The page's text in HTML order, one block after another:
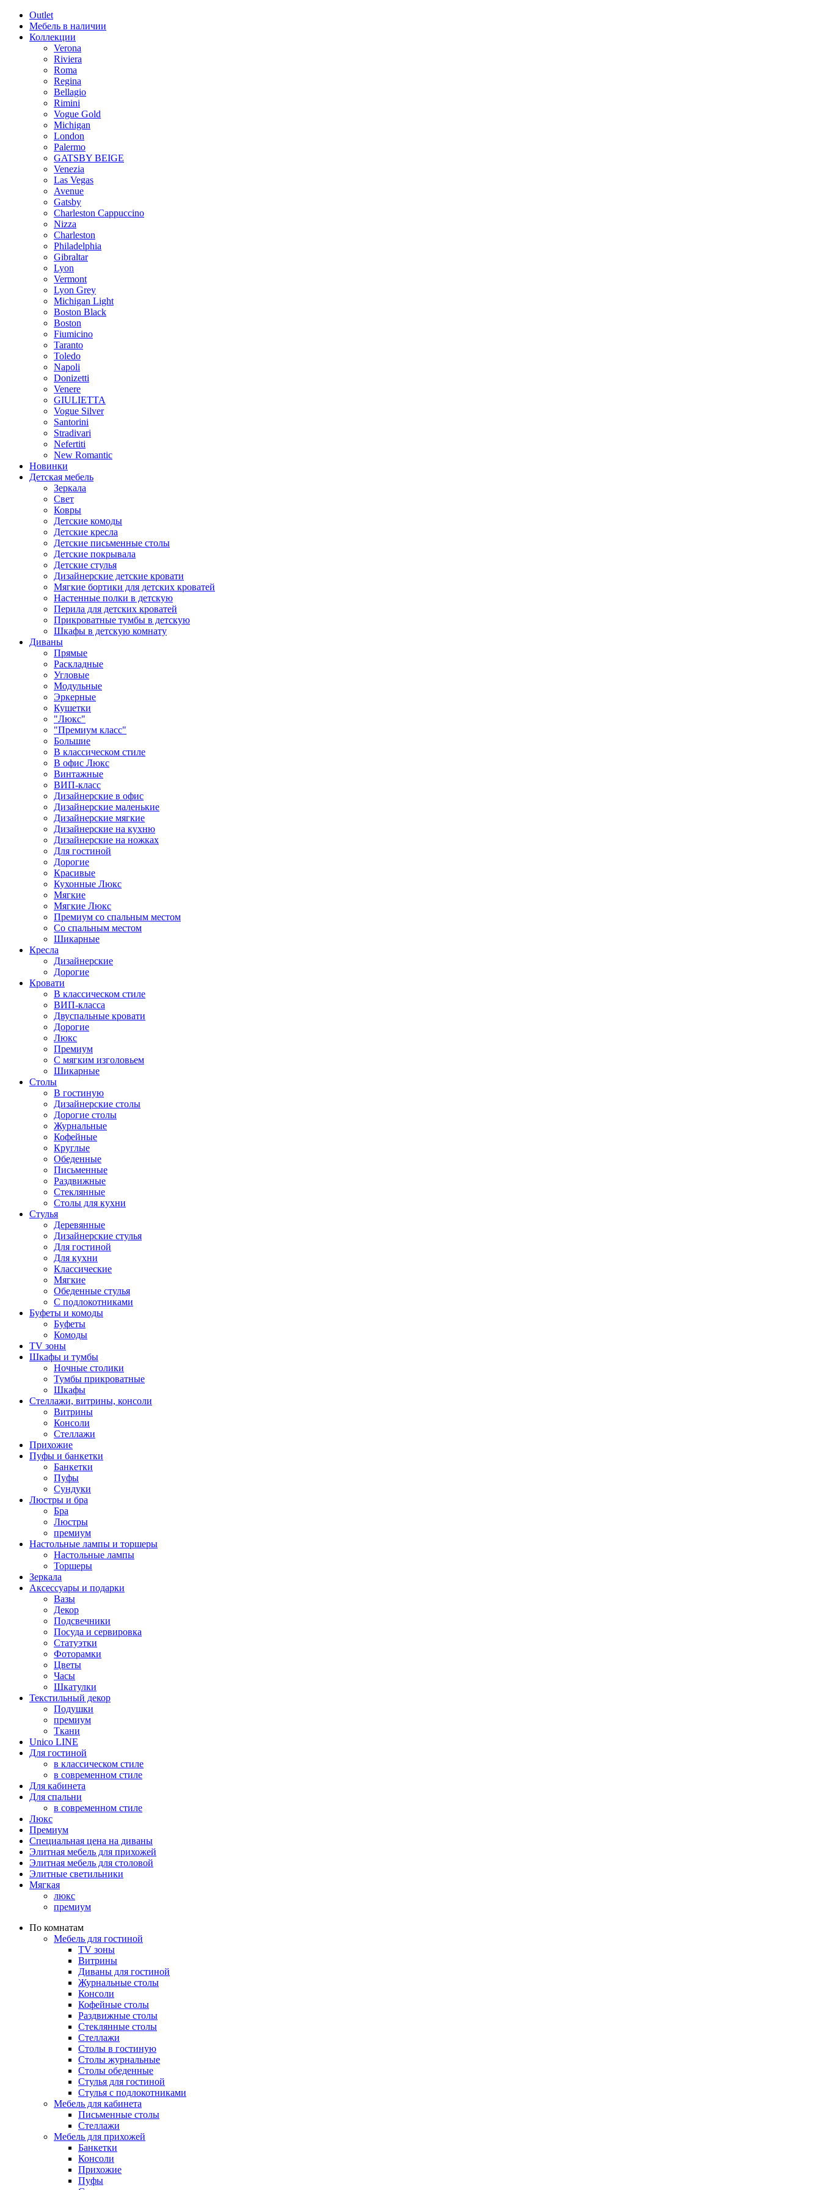
Outlet
Мебель в наличии
Коллекции
Verona
Riviera
Roma
Regina
Bellagio
Rimini
Vogue Gold
Michigan
London
Palermo
GATSBY BEIGE
Venezia
Las Vegas
Avenue
Gatsby
Charleston Cappuccino
Nizza
Charleston
Philadelphia
Gibraltar
Lyon
Vermont
Lyon Grey
Michigan Light
Boston Black
Boston
Fiumicino
Taranto
Toledo
Napoli
Donizetti
Venere
GIULIETTA
Vogue Silver
Santorini
Stradivari
Nefertiti
New Romantic
Новинки
Детская мебель
Зеркала
Свет
Ковры
Детские комоды
Детские кресла
Детские письменные столы
Детские покрывала
Детские стулья
Дизайнерские детские кровати
Мягкие бортики для детских кроватей
Настенные полки в детскую
Перила для детских кроватей
Прикроватные тумбы в детскую
Шкафы в детскую комнату
Диваны
Прямые
Раскладные
Угловые
Модульные
Эркерные
Кушетки
"Люкс"
"Премиум класс"
Большие
В классическом стиле
В офис Люкс
Винтажные
ВИП-класс
Дизайнерские в офис
Дизайнерские маленькие
Дизайнерские мягкие
Дизайнерские на кухню
Дизайнерские на ножках
Для гостиной
Дорогие
Красивые
Кухонные Люкс
Мягкие
Мягкие Люкс
Премиум со спальным местом
Со спальным местом
Шикарные
Кресла
Дизайнерские
Дорогие
Кровати
В классическом стиле
ВИП-класса
Двуспальные кровати
Дорогие
Люкс
Премиум
С мягким изголовьем
Шикарные
Столы
В гостиную
Дизайнерские столы
Дорогие столы
Журнальные
Кофейные
Круглые
Обеденные
Письменные
Раздвижные
Стеклянные
Столы для кухни
Стулья
Деревянные
Дизайнерские стулья
Для гостиной
Для кухни
Классические
Мягкие
Обеденные стулья
С подлокотниками
Буфеты и комоды
Буфеты
Комоды
TV зоны
Шкафы и тумбы
Ночные столики
Тумбы прикроватные
Шкафы
Стеллажи, витрины, консоли
Витрины
Консоли
Стеллажи
Прихожие
Пуфы и банкетки
Банкетки
Пуфы
Сундуки
Люстры и бра
Бра
Люстры
премиум
Настольные лампы и торшеры
Настольные лампы
Торшеры
Зеркала
Аксессуары и подарки
Вазы
Декор
Подсвечники
Посуда и сервировка
Статуэтки
Фоторамки
Цветы
Часы
Шкатулки
Текстильный декор
Подушки
премиум
Ткани
Unico LINE
Для гостиной
в классическом стиле
в современном стиле
Для кабинета
Для спальни
в современном стиле
Люкс
Премиум
Специальная цена на диваны
Элитная мебель для прихожей
Элитная мебель для столовой
Элитные светильники
Мягкая
люкс
премиум
По комнатам
Мебель для гостиной
TV зоны
Витрины
Диваны для гостиной
Журнальные столы
Консоли
Кофейные столы
Раздвижные столы
Стеклянные столы
Стеллажи
Столы в гостиную
Столы журнальные
Столы обеденные
Стулья для гостиной
Стулья с подлокотниками
Мебель для кабинета
Письменные столы
Стеллажи
Мебель для прихожей
Банкетки
Консоли
Прихожие
Пуфы